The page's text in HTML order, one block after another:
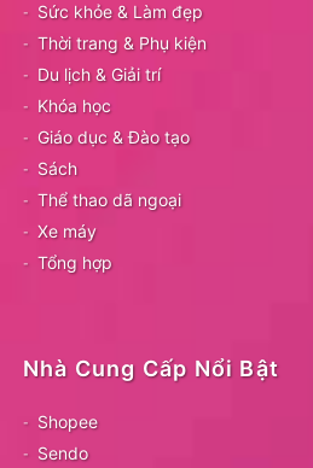
Sức khỏe & Làm đẹp
Thời trang & Phụ kiện
Du lịch & Giải trí
Khóa học
Giáo dục & Đào tạo
Sách
Thể thao dã ngoại
Xe máy
Tổng hợp
Nhà Cung Cấp Nổi Bật
Shopee
Sendo